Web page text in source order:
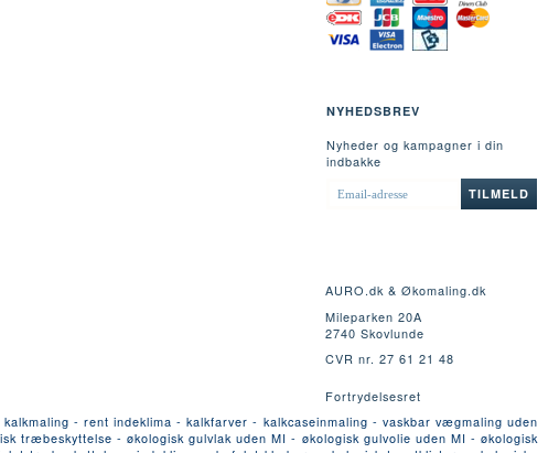
NYHEDSBREV
Nyheder og kampagner i din
indbakke
EMAIL-
ADRESSE
TILMELD
AURO.dk & Økomaling.dk
Mileparken 20A
2740 Skovlunde
CVR nr. 27 61 21 48
Fortrydelsesret
- rent indeklima - kalkfarver - kalkcaseinmaling - vaskbar vægmaling uden
træbeskyttelse - økologisk gulvlak uden MI - økologisk gulvolie uden MI - økologisk